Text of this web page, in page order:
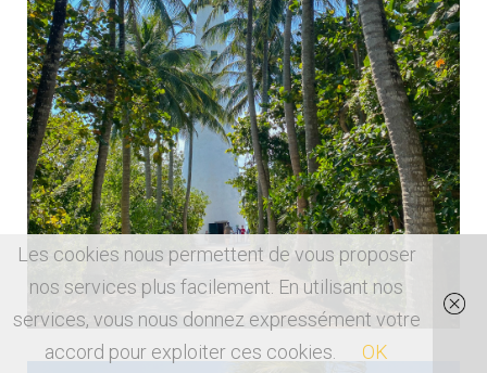
Les cookies nous permettent de vous proposer
nos services plus facilement. En utilisant nos
services, vous nous donnez expressément votre
accord pour exploiter ces cookies.
OK